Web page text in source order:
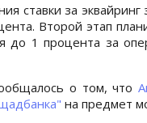
ставки за
Второй этап
до 1 процента за
о том, что
на предмет